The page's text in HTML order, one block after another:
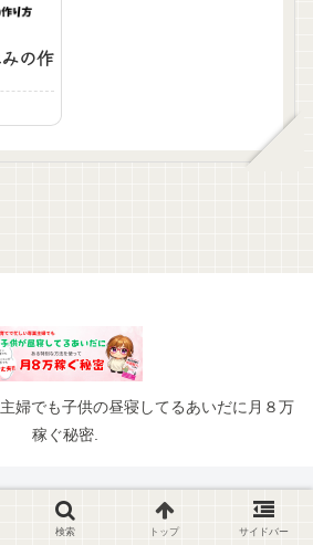
の作
婦でも子供の昼寝してるあいだに月８万
稼ぐ秘密.
検索 トップ サイドバー